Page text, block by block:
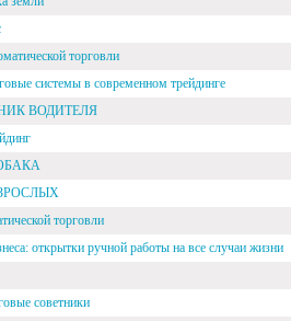
торговли
системы в современном трейдинге
ВОДИТЕЛЯ
торговли
открытки ручной работы на все случаи жизни
советники